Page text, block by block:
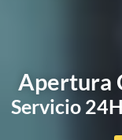
Apertura
Servicio